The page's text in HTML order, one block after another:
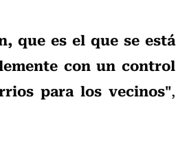
que es el que se está
con un control
para los vecinos",